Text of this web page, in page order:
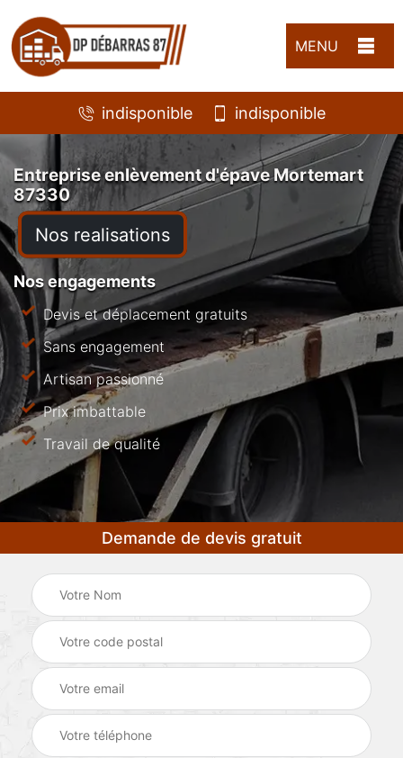
MENU
indisponible indisponible
Entreprise enlèvement d'épave Mortemart
87330
Nos realisations
Nos engagements
Devis et déplacement gratuits
Sans engagement
Artisan passionné
Prix imbattable
Travail de qualité
Demande de devis gratuit